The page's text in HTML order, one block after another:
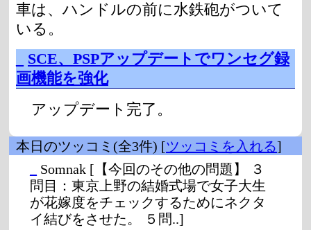
車は、ハンドルの前に水鉄砲がついて
いる。
SCE、PSPアップデートでワンセグ録
画機能を強化
アップデート完了。
本日のツッコミ(全3件) [ツッコミを入れる]
Somnak [【今回のその他の問題】 ３
問目：東京上野の結婚式場で女子大生
が花嫁度をチェックするためにネクタ
イ結びをさせた。 ５問..]